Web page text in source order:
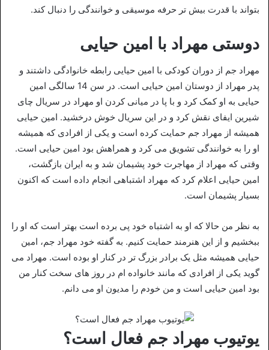
بتواند با قدرت بیش تر حرفه موسیقی و خوانندگی را دنبال کند.
دوستی مهراد با امین حیایی
مهراد جم از دوران کودکی با امین حیایی رابطه خانوادگی داشتند و
پدر مهراد از دوستان امین حیایی است. در سن 14 سالگی امین
حیایی به او کمک کرد و با پا در میانی کردن او مهراد در سریال چای
شیرین ایفای نقش کرد و در این سریال خوش درخشید. امین حیایی
همیشه از مهراد جم حمایت کرده است و یکی از افرادی که همیشه
او را به خوانندگی تشویق می کرد و همراهش بود امین حیایی است.
وقتی که مهراد از مهاجرت خود پشیمان شد و به ایران بازگشت،
امین حیایی اعلام کرد که مهراد اشتباهی انجام داده است که اکنون
بسیار پشیمان است.
به نظر من حالا که او به اشتباه خود پی برده است بهتر است که او را
ببخشیم و از این هنرمند حمایت کنیم. به گفته خود مهراد جم، امین
حیایی همیشه مثل یک برادر بزرگ تر در کنار او بوده است. مهراد می
گوید یکی از افرادی که مانند خانواده ام در روز های سخت کنار من
بود امین حیایی است و من خودم را مدیون او می دانم.
یوتیوب مهراد جم فعال است؟